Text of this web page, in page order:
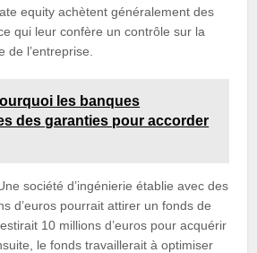
equity achètent généralement des
ce qui leur confère un contrôle sur la
l’entreprise.
les banques
des garanties pour accorder
société d’ingénierie établie avec des
d’euros pourrait attirer un fonds de
10 millions d’euros pour acquérir
le fonds travaillerait à optimiser